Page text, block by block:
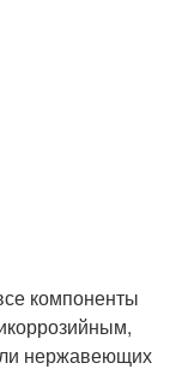
компоненты
нержавеющих